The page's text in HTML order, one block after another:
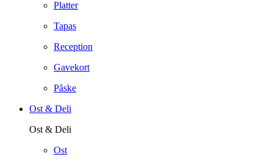
Platter
Tapas
Reception
Gavekort
Påske
Ost & Deli
Ost & Deli
Ost